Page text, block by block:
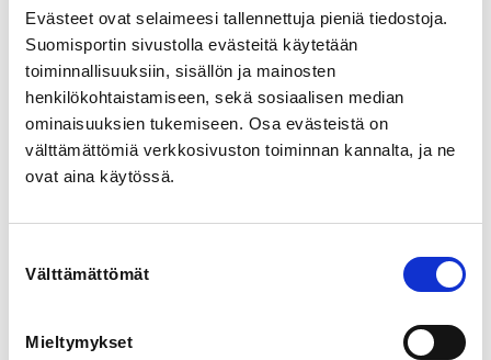
Evästeet ovat selaimeesi tallennettuja pieniä tiedostoja.
Suomisportin sivustolla evästeitä käytetään
toiminnallisuuksiin, sisällön ja mainosten
henkilökohtaistamiseen, sekä sosiaalisen median
ominaisuuksien tukemiseen. Osa evästeistä on
välttämättömiä verkkosivuston toiminnan kannalta, ja ne
ovat aina käytössä.
valinta
Välttämättömät
Mieltymykset
Group size: max. 16
Registration for summer practices is done per
individual session.
Instructions for registration:
1. First, join the training group – unlike usual, there is
2. Within the group, register for an individual session.
At this stage, you will pay the session fee and commit